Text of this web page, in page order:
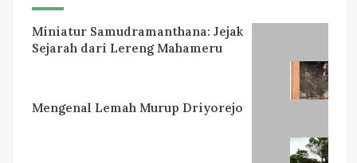
Miniatur Samudramanthana: Jejak
Sejarah dari Lereng Mahameru
Mengenal Lemah Murup Driyorejo